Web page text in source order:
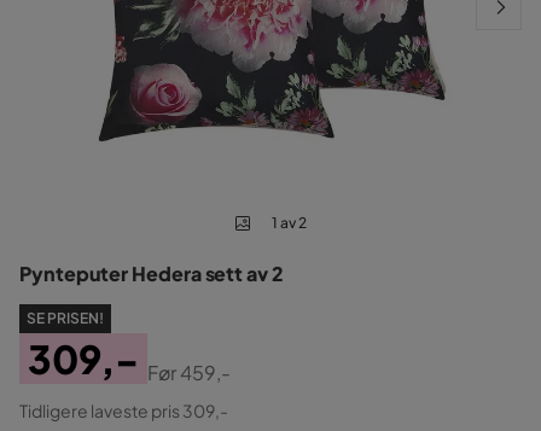
1 av 2
Pynteputer Hedera sett av 2
SE PRISEN!
Pris
309,-
Original
Før459,-
Tidligere laveste pris 309,-